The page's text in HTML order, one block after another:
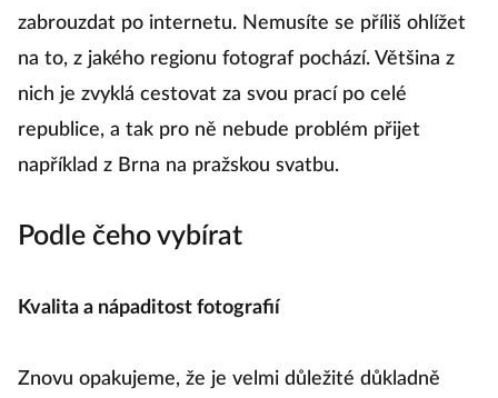
zabrouzdat po internetu. Nemusíte se příliš ohlížet
na to, z jakého regionu fotograf pochází. Většina z
nich je zvyklá cestovat za svou prací po celé
republice, a tak pro ně nebude problém přijet
například z Brna na pražskou svatbu.
Podle čeho vybírat
Kvalita a nápaditost fotografií
Znovu opakujeme, že je velmi důležité důkladně